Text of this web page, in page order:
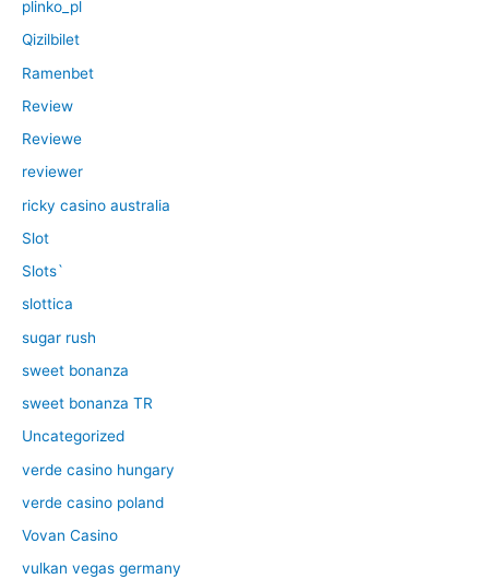
plinko_pl
Qizilbilet
Ramenbet
Review
Reviewe
reviewer
ricky casino australia
Slot
Slots`
slottica
sugar rush
sweet bonanza
sweet bonanza TR
Uncategorized
verde casino hungary
verde casino poland
Vovan Casino
vulkan vegas germany